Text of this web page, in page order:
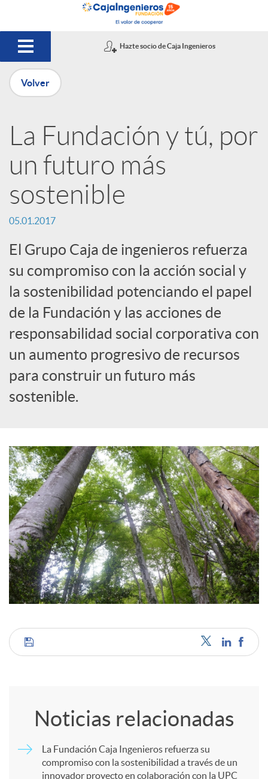
Saltar al contenido principal
Hazte socio de Caja Ingenieros
u
b
l
i
c
a
d
r
d
e
c
o
n
Volver
La Fundación y tú, por
un futuro más
sostenible
05.01.2017
El Grupo Caja de ingenieros refuerza
su compromiso con la acción social y
la sostenibilidad potenciando el papel
de la Fundación y las acciones de
responsabilidad social corporativa con
un aumento progresivo de recursos
para construir un futuro más
sostenible.
C
m
Noticias relacionadas
La Fundación Caja Ingenieros refuerza su
compromiso con la sostenibilidad a través de un
innovador proyecto en colaboración con la UPC